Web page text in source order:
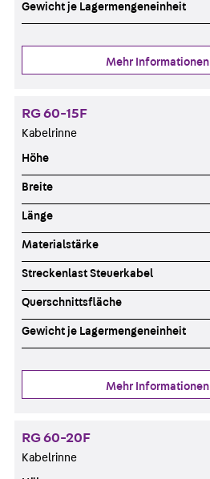
Gewicht je Lagermengeneinheit
Mehr Informationen
RG 60-15F
Kabelrinne
Höhe
Breite
Länge
Materialstärke
Streckenlast Steuerkabel
Querschnittsfläche
Gewicht je Lagermengeneinheit
Mehr Informationen
RG 60-20F
Kabelrinne